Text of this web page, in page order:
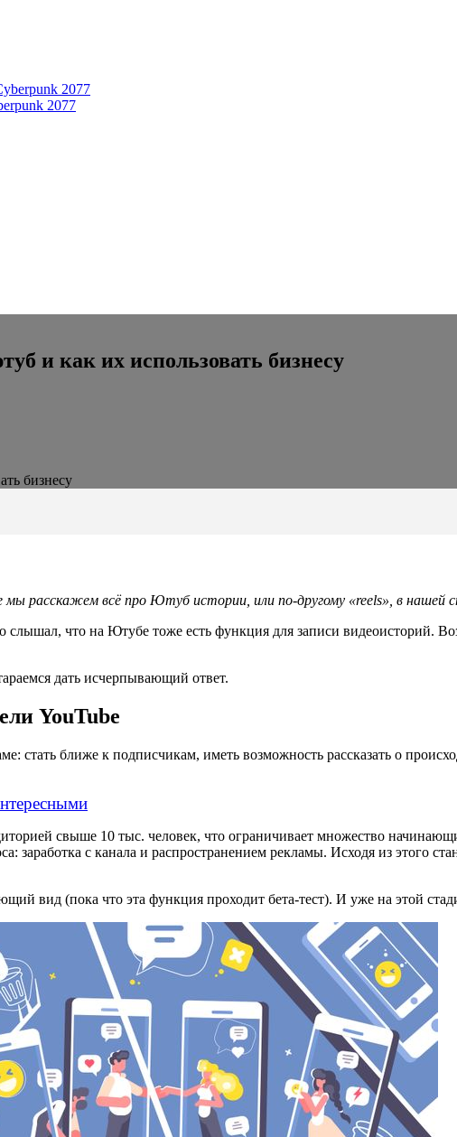
2077
и как их использовать бизнесу
бизнесу
расскажем всё про Ютуб истории, или по-другому «reels», в нашей
слышал, что на Ютубе тоже есть функция для записи видеоисторий.
дать исчерпывающий ответ.
YouTube
стать ближе к подписчикам, иметь возможность рассказать о
свыше 10 тыс. человек, что ограничивает множество
заработка с канала и распространением рекламы. Исходя из этого
вид (пока что эта функция проходит бета-тест). И уже на этой